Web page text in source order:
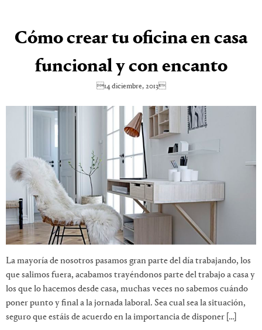
Cómo crear tu oficina en casa
funcional y con encanto
14 diciembre, 2013
La mayoría de nosotros pasamos gran parte del día trabajando, los
que salimos fuera, acabamos trayéndonos parte del trabajo a casa y
los que lo hacemos desde casa, muchas veces no sabemos cuándo
poner punto y final a la jornada laboral. Sea cual sea la situación,
seguro que estáis de acuerdo en la importancia de disponer […]